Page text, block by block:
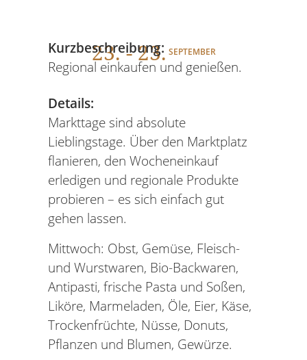
23. - 23. SEPTEMBER
Kurzbeschreibung:
Regional einkaufen und genießen.
Details:
Markttage sind absolute
Lieblingstage. Über den Marktplatz
flanieren, den Wocheneinkauf
erledigen und regionale Produkte
probieren – es sich einfach gut
gehen lassen.
Mittwoch: Obst, Gemüse, Fleisch-
und Wurstwaren, Bio-Backwaren,
Antipasti, frische Pasta und Soßen,
Liköre, Marmeladen, Öle, Eier, Käse,
Trockenfrüchte, Nüsse, Donuts,
Pflanzen und Blumen, Gewürze.